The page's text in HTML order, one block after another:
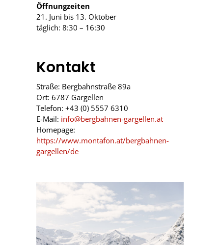
Öffnungzeiten
21. Juni bis 13. Oktober
täglich: 8:30 – 16:30
Kontakt
Straße: Bergbahnstraße 89a
Ort: 6787 Gargellen
Telefon: +43 (0) 5557 6310
E-Mail: info@bergbahnen-gargellen.at
Homepage:
https://www.montafon.at/bergbahnen-
gargellen/de